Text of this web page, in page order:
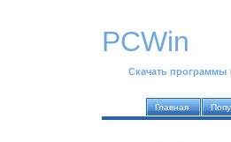
PCWin
Скачать программы ›
Главная